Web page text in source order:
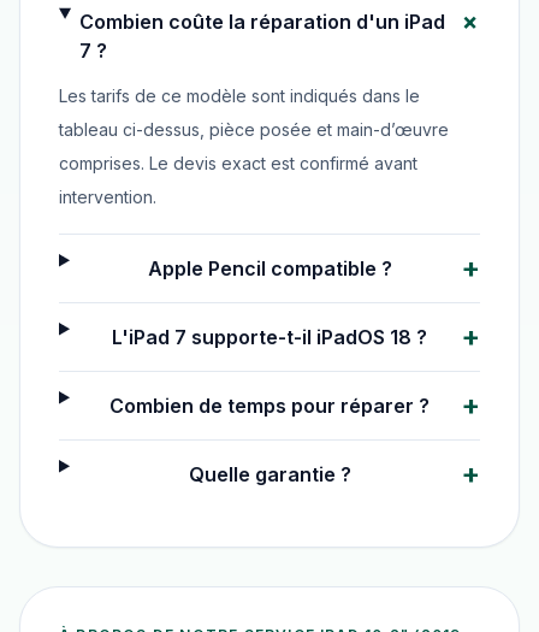
Combien coûte la réparation d'un iPad
7 ?
+
Les tarifs de ce modèle sont indiqués dans le
tableau ci-dessus, pièce posée et main-d’œuvre
comprises. Le devis exact est confirmé avant
intervention.
Apple Pencil compatible ? +
L'iPad 7 supporte-t-il iPadOS 18 ? +
Combien de temps pour réparer ? +
Quelle garantie ? +